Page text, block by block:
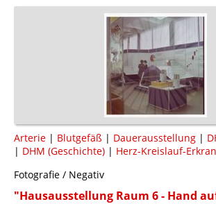
Arterie | Blutgefäß | Dauerausstellung |
| DHM (Geschichte) | Herz-Kreislauf-
Fotografie / Negativ
"Hausausstellung Raum 6 - Hand